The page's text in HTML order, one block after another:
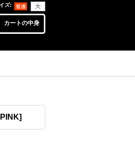
ズ:
カートの中身
]